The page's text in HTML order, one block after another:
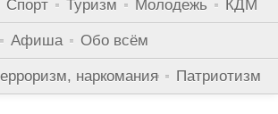
Спорт Туризм Молодежь КДМ
Афиша Обо всём
наркомания Патриотизм